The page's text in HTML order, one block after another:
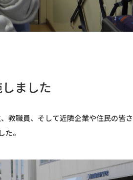
ました
教職員、そして近隣企業や住民の皆
。